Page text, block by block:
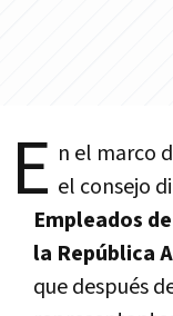
E n el marco
el consejo
Empleados
la República
que después